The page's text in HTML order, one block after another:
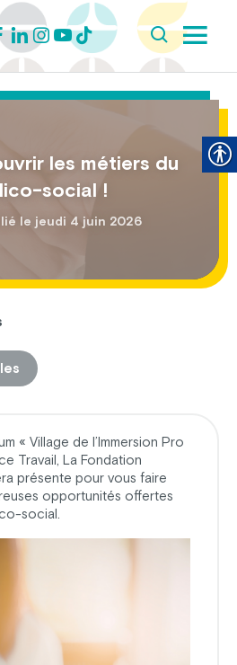
les métiers du
social !
le jeudi 4 juin 2026
« Village de l’Immersion Pro
Travail, La Fondation
présente pour vous faire
opportunités offertes
social.